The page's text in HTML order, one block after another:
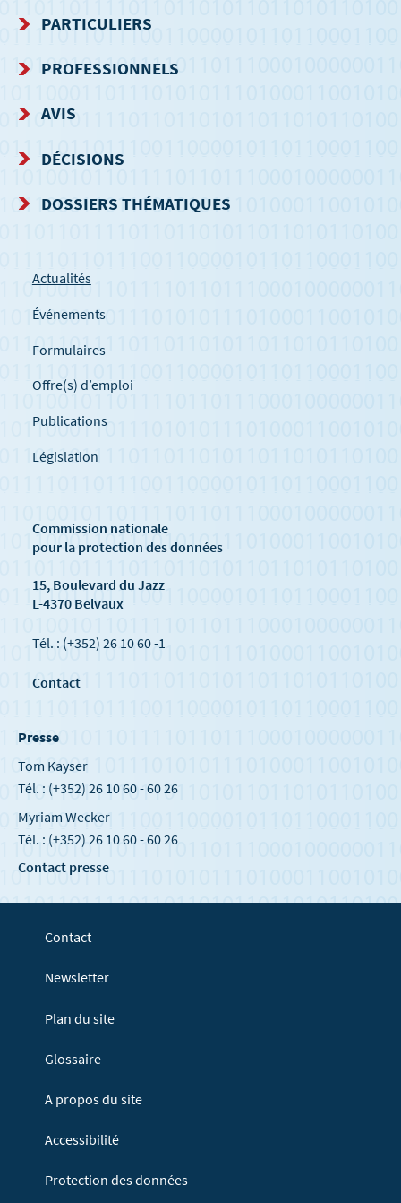
MENU
DE
NAVIGATION
PARTICULIERS
PROFESSIONNELS
AVIS
DÉCISIONS
DOSSIERS THÉMATIQUES
Actualités
Événements
Formulaires
Offre(s) d’emploi
Publications
Législation
Commission nationale
pour la protection des données
15, Boulevard du Jazz
L-4370 Belvaux
Tél. : (+352) 26 10 60 -1
Contact
Presse
Tom Kayser
Tél. : (+352) 26 10 60 - 60 26
Myriam Wecker
Tél. : (+352) 26 10 60 - 60 26
Contact presse
Contact
Newsletter
Plan du site
Glossaire
A propos du site
Accessibilité
Protection des données